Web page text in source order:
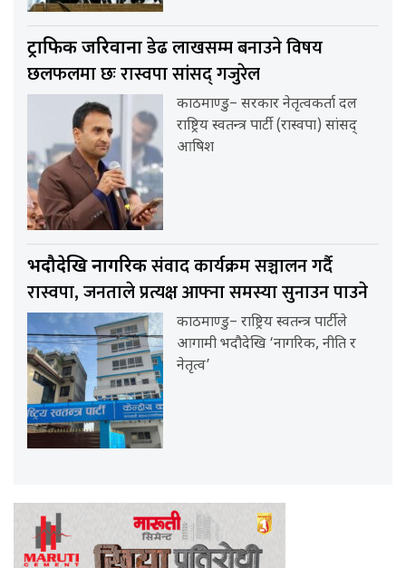
ट्राफिक जरिवानाडेढ लाखसम्म बनाउने विषय
छलफलमा छः रास्वपा सांसद् गजुरेल
काठमाण्डु– सरकार नेतृत्वकर्ता दल
राष्ट्रिय स्वतन्त्र पार्टी (रास्वपा) सांसद्
आषिश
भदौदेखि नागरिकसंवाद कार्यक्रम सञ्चालन गर्दै
रास्वपा, जनताले प्रत्यक्ष आफ्ना समस्या सुनाउन पाउने
काठमाण्डु– राष्ट्रिय स्वतन्त्र पार्टीले
आगामी भदौदेखि ‘नागरिक, नीति र
नेतृत्व’